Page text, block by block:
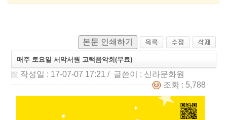
본문 인쇄하기
매주 토요일 서악서원 고택음악회(무료)
작성일 : 17-07-07 17:21 / 글쓴이 : 신라문화원
조회 : 5,788